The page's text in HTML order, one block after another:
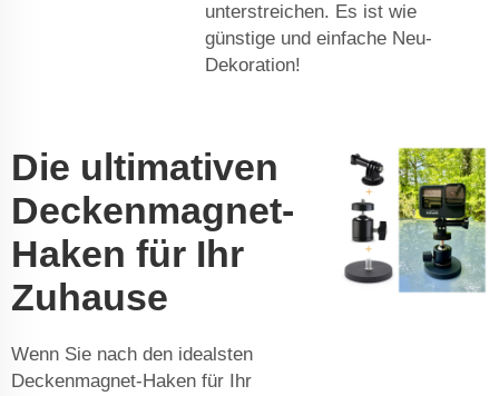
unterstreichen. Es ist wie
günstige und einfache Neu-
Dekoration!
Die ultimativen
Deckenmagnet-
Haken für Ihr
Zuhause
Wenn Sie nach den idealsten
Deckenmagnet-Haken für Ihr